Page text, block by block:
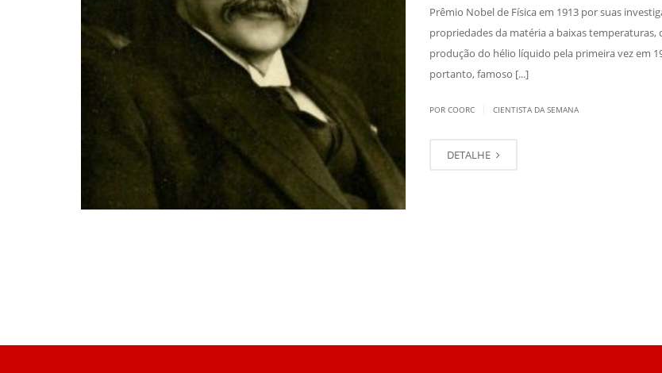
Prêmio Nobel de Física em 1913 por suas
propriedades da matéria a baixas temperaturas,
produção do hélio líquido pela primeira vez em
portanto, famoso [...]
POR COORC CIENTISTA DA SEMANA
DETALHE